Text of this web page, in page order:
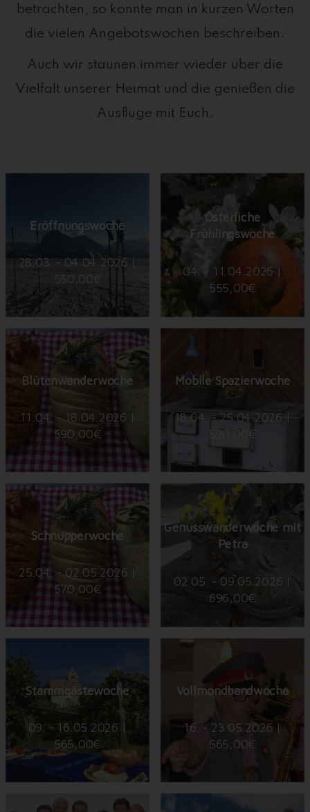
betrachten, so könnte man in kurzen Worten
die vielen Angebotswochen beschreiben.
Auch wir staunen immer wieder über die
Vielfalt unserer Heimat und die genießen die
Ausflüge mit Euch.
Eröffnungswoche
28.03. - 04.04.2026 |
550,00€
Österliche
Frühlingswoche
04. - 11.04.2026 |
555,00€
Blütenwanderwoche
11.04. - 18.04.2026 |
590,00€
Mobile Spazierwoche
18.04. - 25.04.2026 |
590,00€
Schnupperwoche
25.04. - 02.05.2026 |
570,00€
Genusswanderwoche mit
Petra
02.05. - 09.05.2026 |
696,00€
Stammgästewoche
09. - 16.05.2026 |
565,00€
Vollmondbandwoche
16. - 23.05.2026 |
565,00€